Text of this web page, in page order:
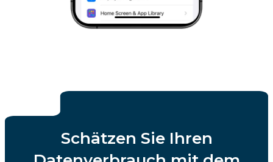
Schätzen Sie Ihren